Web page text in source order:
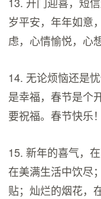
岁平安，年年如意
虑，心情愉悦，心
14. 无论烦恼还是
是幸福，春节是个
要祝福。春节快乐！
15. 新年的喜气，
在美满生活中饮尽
贴；灿烂的烟花，